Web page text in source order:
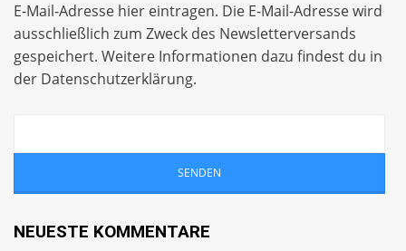
E-Mail-Adresse hier eintragen. Die E-Mail-Adresse wird
ausschließlich zum Zweck des Newsletterversands
gespeichert. Weitere Informationen dazu findest du in
der Datenschutzerklärung.
NEUESTE KOMMENTARE